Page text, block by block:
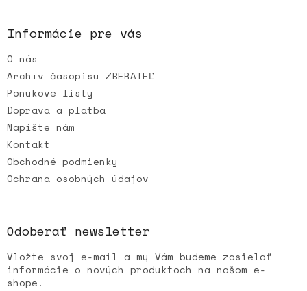
i
e
Informácie pre vás
O nás
Archív časopisu ZBERATEĽ
Ponukové listy
Doprava a platba
Napíšte nám
Kontakt
Obchodné podmienky
Ochrana osobných údajov
Odoberať newsletter
Vložte svoj e-mail a my Vám budeme zasielať
informácie o nových produktoch na našom e-
shope.